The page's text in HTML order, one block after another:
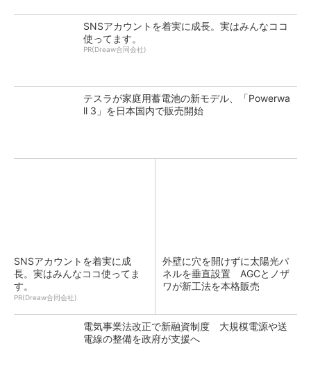
SNSアカウントを着実に成長。実はみんなココ
使ってます。
PR(Dreaw合同会社)
テスラが家庭用蓄電池の新モデル、「Powerwa
ll 3」を日本国内で販売開始
SNSアカウントを着実に成
長。実はみんなココ使ってま
す。
PR(Dreaw合同会社)
外壁に穴を開けずに太陽光パ
ネルを垂直設置 AGCとノザ
ワが新工法を本格販売
電気事業法改正で新融資制度 大規模電源や送
電線の整備を政府が支援へ